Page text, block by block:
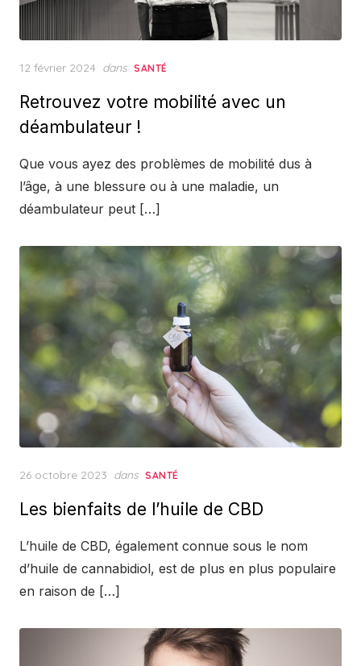
Posted
12 février 2024 dans SANTÉ
Retrouvez votre mobilité avec un
déambulateur !
Que vous ayez des problèmes de mobilité dus à
l’âge, à une blessure ou à une maladie, un
déambulateur peut […]
Posted
26 octobre 2023 dans SANTÉ
Les bienfaits de l’huile de CBD
L’huile de CBD, également connue sous le nom
d’huile de cannabidiol, est de plus en plus populaire
en raison de […]